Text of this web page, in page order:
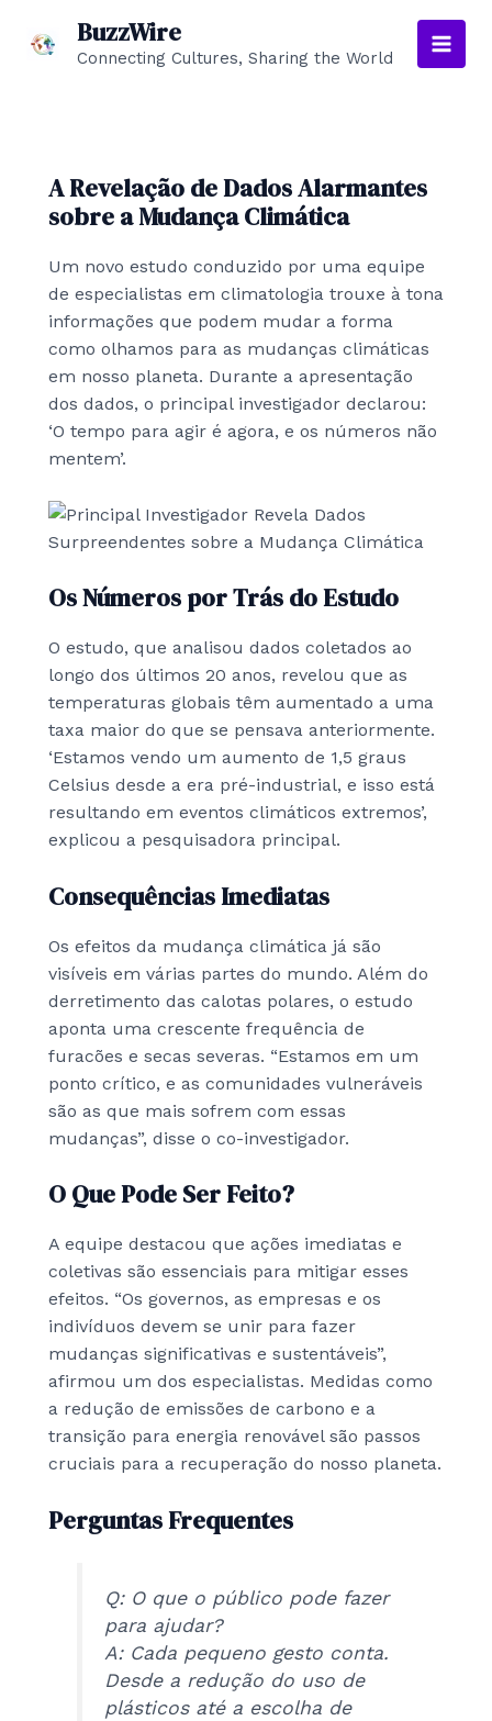
BuzzWire
Connecting Cultures, Sharing the World
Main
A Revelação de Dados Alarmantes
sobre a Mudança Climática
Um novo estudo conduzido por uma equipe
de especialistas em climatologia trouxe à tona
informações que podem mudar a forma
como olhamos para as mudanças climáticas
em nosso planeta. Durante a apresentação
dos dados, o principal investigador declarou:
‘O tempo para agir é agora, e os números não
mentem’.
Os Números por Trás do Estudo
O estudo, que analisou dados coletados ao
longo dos últimos 20 anos, revelou que as
temperaturas globais têm aumentado a uma
taxa maior do que se pensava anteriormente.
‘Estamos vendo um aumento de 1,5 graus
Celsius desde a era pré-industrial, e isso está
resultando em eventos climáticos extremos’,
explicou a pesquisadora principal.
Consequências Imediatas
Os efeitos da mudança climática já são
visíveis em várias partes do mundo. Além do
derretimento das calotas polares, o estudo
aponta uma crescente frequência de
furacões e secas severas. “Estamos em um
ponto crítico, e as comunidades vulneráveis
são as que mais sofrem com essas
mudanças”, disse o co-investigador.
O Que Pode Ser Feito?
A equipe destacou que ações imediatas e
coletivas são essenciais para mitigar esses
efeitos. “Os governos, as empresas e os
indivíduos devem se unir para fazer
mudanças significativas e sustentáveis”,
afirmou um dos especialistas. Medidas como
a redução de emissões de carbono e a
transição para energia renovável são passos
cruciais para a recuperação do nosso planeta.
Perguntas Frequentes
Q: O que o público pode fazer
para ajudar?
A: Cada pequeno gesto conta.
Desde a redução do uso de
plásticos até a escolha de